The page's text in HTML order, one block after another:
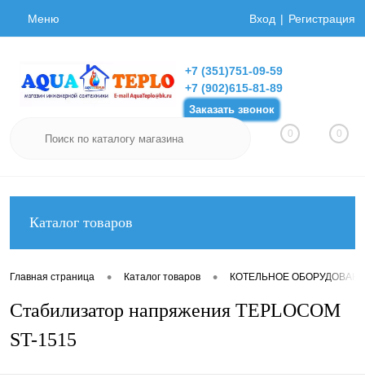
Меню Вход Регистрация
+7 (351)751-09-59
+7 (902)615-81-89
Заказать звонок
0 0
Каталог товаров
Главная страница • Каталог товаров • КОТЕЛЬНОЕ
Стабилизатор напряжения TEPLOCOM
ST-1515